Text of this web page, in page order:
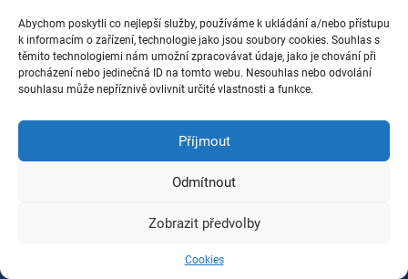
Abychom poskytli co nejlepší služby, používáme k ukládání a/nebo přístupu
k informacím o zařízení, technologie jako jsou soubory cookies. Souhlas s
těmito technologiemi nám umožní zpracovávat údaje, jako je chování při
procházení nebo jedinečná ID na tomto webu. Nesouhlas nebo odvolání
souhlasu může nepříznivě ovlivnit určité vlastnosti a funkce.
Příjmout
Odmítnout
Zobrazit předvolby
Cookies